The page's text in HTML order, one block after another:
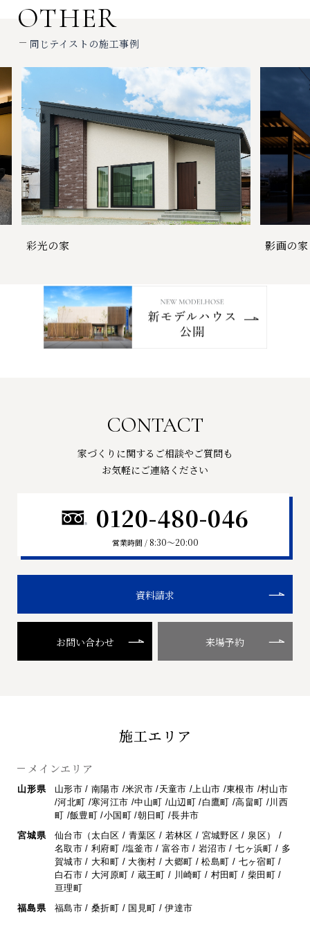
OTHER
同じテイストの施工事例
彩光の家 影画の家
CONTACT
家づくりに関するご相談やご質問も
お気軽にご連絡ください
0120-480-046
営業時間 / 8:30〜20:00
資料請求
お問い合わせ 来場予約
施工エリア
メインエリア
山形県
山形市 / 南陽市 /米沢市 /天童市 /上山市 /東根市 /村山市
/河北町 /寒河江市 /中山町 /山辺町 /白鷹町 /高畠町 /川西
町 /飯豊町 /小国町 /朝日町 /長井市
宮城県
仙台市（太白区 / 青葉区 / 若林区 / 宮城野区 / 泉区） /
名取市 / 利府町 /塩釜市 / 富谷市 / 岩沼市 / 七ヶ浜町 / 多
賀城市 / 大和町 / 大衡村 / 大郷町 /松島町 / 七ヶ宿町 /
白石市 / 大河原町 / 蔵王町 / 川崎町 / 村田町 / 柴田町 /
亘理町
福島県
福島市 / 桑折町 / 国見町 / 伊達市